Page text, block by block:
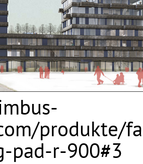
-
/produkte/
-pad-r-900#3